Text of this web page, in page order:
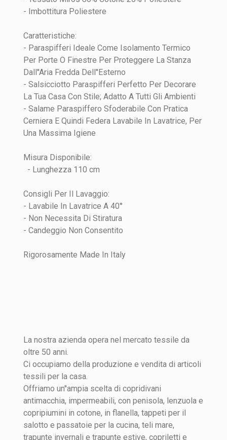
- Imbottitura Poliestere
Caratteristiche:
- Paraspifferi Ideale Come Isolamento Termico
Per Porte O Finestre Per Proteggere La Stanza
Dall''Aria Fredda Dell''Esterno
- Salsicciotto Paraspifferi Perfetto Per Decorare
La Tua Casa Con Stile; Adatto A Tutti Gli Ambienti
- Salame Paraspiffero Sfoderabile Con Pratica
Cerniera E Quindi Federa Lavabile In Lavatrice, Per
Una Massima Igiene
Misura Disponibile:
- Lunghezza 110 cm
Consigli Per Il Lavaggio:
- Lavabile In Lavatrice A 40°
- Non Necessita Di Stiratura
- Candeggio Non Consentito
Rigorosamente Made In Italy
La nostra azienda opera nel mercato tessile da
oltre 50 anni.
Ci occupiamo della produzione e vendita di articoli
tessili per la casa.
Offriamo un''ampia scelta di copridivani
antimacchia, impermeabili, con penisola, lenzuola e
copripiumini in cotone, in flanella, tappeti per il
salotto e passatoie per la cucina, teli mare,
trapunte invernali e trapunte estive, copriletti e
Motivo Cuori
Quality